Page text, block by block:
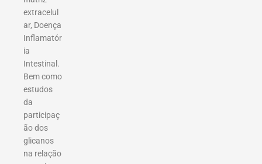
extracelul
ar, Doença
Inflamatór
ia
Intestinal.
Bem como
estudos
da
participaç
ão dos
glicanos
na relação